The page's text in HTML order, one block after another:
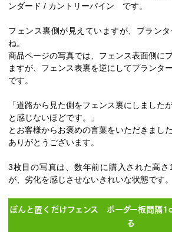
ンダード / カントリーパイン です。
フェンス裏側が見えていますが、プラン
ね。
商品ページの写真では、フェンス表面側に
ますが、フェンス表裏を逆にしてプランタ
です。
「道路から見た側をフェンス裏にしました
と感じないほどです。」
とお客様からお褒めの言葉をいただきました
ありがとうございます。
3枚目の写真は、数年前に購入された高
が、劣化を感じさせないきれいな状態です。
ぽんと置くだけフェンス ボーダー板間隔
る